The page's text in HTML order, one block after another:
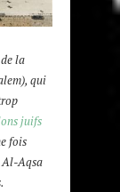
la
qui
juifs
fois
Al-Aqsa